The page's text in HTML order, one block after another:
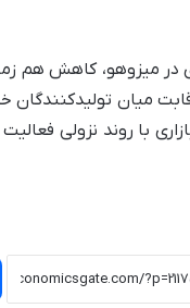
در میزوهو، کاهش
میان
با روند نزولی